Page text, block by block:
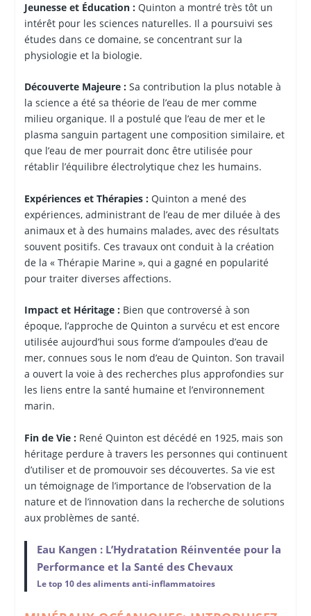
Jeunesse et Éducation :Quinton a montré très tôt un
intérêt pour les sciences naturelles. Il a poursuivi ses
études dans ce domaine, se concentrant sur la
physiologie et la biologie.
Découverte Majeure :Sa contribution la plus notable à
la science a été sa théorie de l’eau de mer comme
milieu organique. Il a postulé que l’eau de mer et le
plasma sanguin partagent une composition similaire, et
que l’eau de mer pourrait donc être utilisée pour
rétablir l’équilibre électrolytique chez les humains.
Expériences et Thérapies :Quinton a mené des
expériences, administrant de l’eau de mer diluée à des
animaux et à des humains malades, avec des résultats
souvent positifs. Ces travaux ont conduit à la création
de la « Thérapie Marine », qui a gagné en popularité
pour traiter diverses affections.
Impact et Héritage :Bien que controversé à son
époque, l’approche de Quinton a survécu et est encore
utilisée aujourd’hui sous forme d’ampoules d’eau de
mer, connues sous le nom d’eau de Quinton. Son travail
a ouvert la voie à des recherches plus approfondies sur
les liens entre la santé humaine et l’environnement
marin.
Fin de Vie :René Quinton est décédé en 1925, mais son
héritage perdure à travers les personnes qui continuent
d’utiliser et de promouvoir ses découvertes. Sa vie est
un témoignage de l’importance de l’observation de la
nature et de l’innovation dans la recherche de solutions
aux problèmes de santé.
Eau Kangen : L’Hydratation Réinventée pour la
Performance et la Santé des Chevaux
Le top 10 des aliments anti-inflammatoires